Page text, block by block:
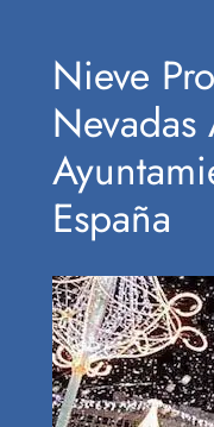
Nieve
España